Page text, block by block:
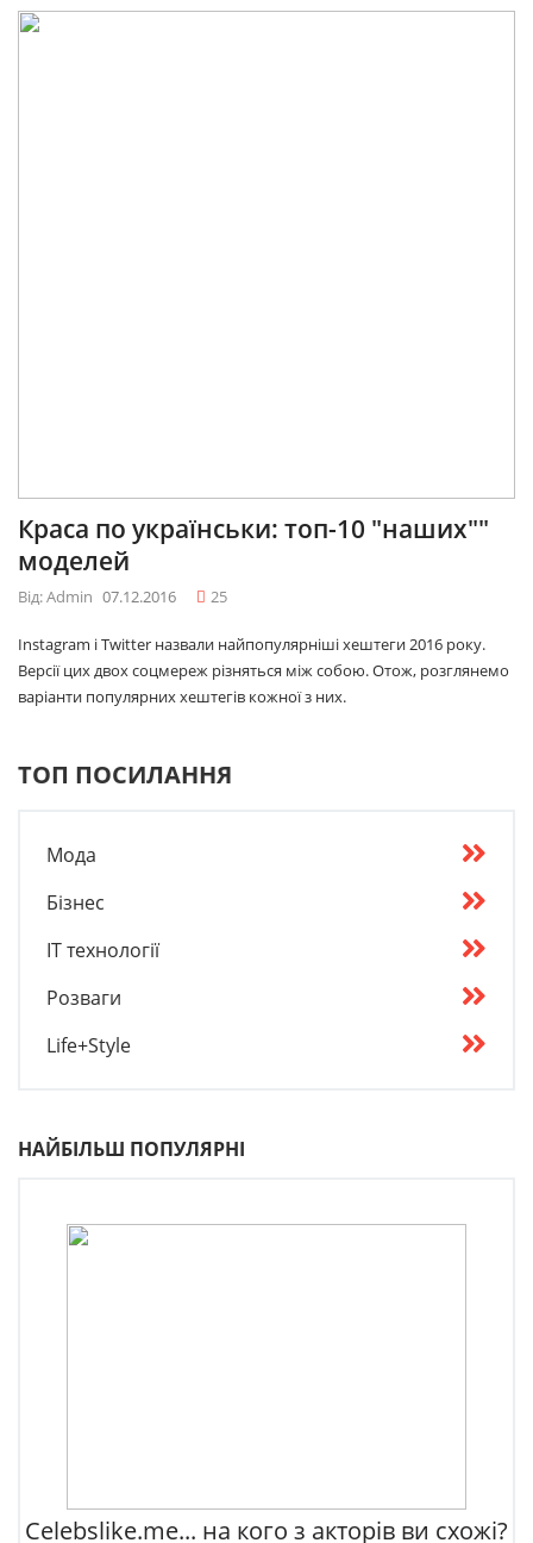
Краса по українськи: топ-10 "наших""
моделей
Від: Admin 07.12.2016 25
Instagram і Twitter назвали найпопулярніші хештеги 2016 року.
Версії цих двох соцмереж різняться між собою. Отож, розглянемо
варіанти популярних хештегів кожної з них.
ТОП ПОСИЛАННЯ
Мода
Бізнес
IT технології
Розваги
Life+Style
НАЙБІЛЬШ ПОПУЛЯРНІ
Celebslike.me... на кого з акторів ви схожі?